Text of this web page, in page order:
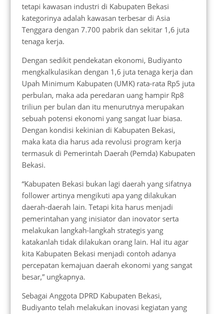
tetapi kawasan industri di Kabupaten Bekasi
kategorinya adalah kawasan terbesar di Asia
Tenggara dengan 7.700 pabrik dan sekitar 1,6 juta
tenaga kerja.
Dengan sedikit pendekatan ekonomi, Budiyanto
mengkalkulasikan dengan 1,6 juta tenaga kerja dan
Upah Minimum Kabupaten (UMK) rata-rata Rp5 juta
perbulan, maka ada peredaran uang hampir Rp8
triliun per bulan dan itu menurutnya merupakan
sebuah potensi ekonomi yang sangat luar biasa.
Dengan kondisi kekinian di Kabupaten Bekasi,
maka kata dia harus ada revolusi program kerja
termasuk di Pemerintah Daerah (Pemda) Kabupaten
Bekasi.
“Kabupaten Bekasi bukan lagi daerah yang sifatnya
follower artinya mengikuti apa yang dilakukan
daerah-daerah lain. Tetapi kita harus menjadi
pemerintahan yang inisiator dan inovator serta
melakukan langkah-langkah strategis yang
katakanlah tidak dilakukan orang lain. Hal itu agar
kita Kabupaten Bekasi menjadi contoh adanya
percepatan kemajuan daerah ekonomi yang sangat
besar,” ungkapnya.
Sebagai Anggota DPRD Kabupaten Bekasi,
Budiyanto telah melakukan inovasi kegiatan yang